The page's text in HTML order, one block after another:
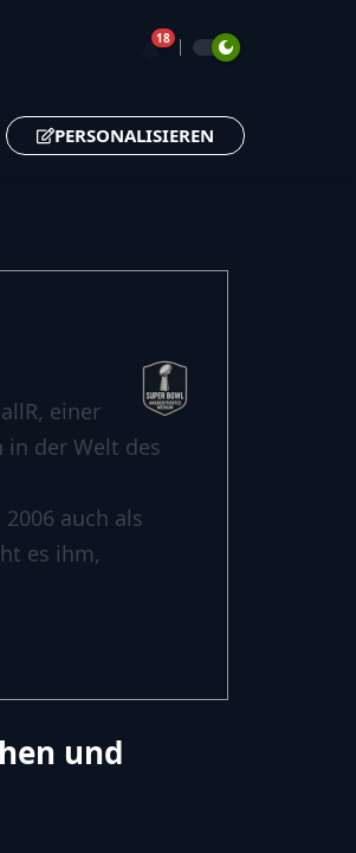
🔔18
PERSONALISIEREN
einer
der Welt des
auch als
es ihm,
und